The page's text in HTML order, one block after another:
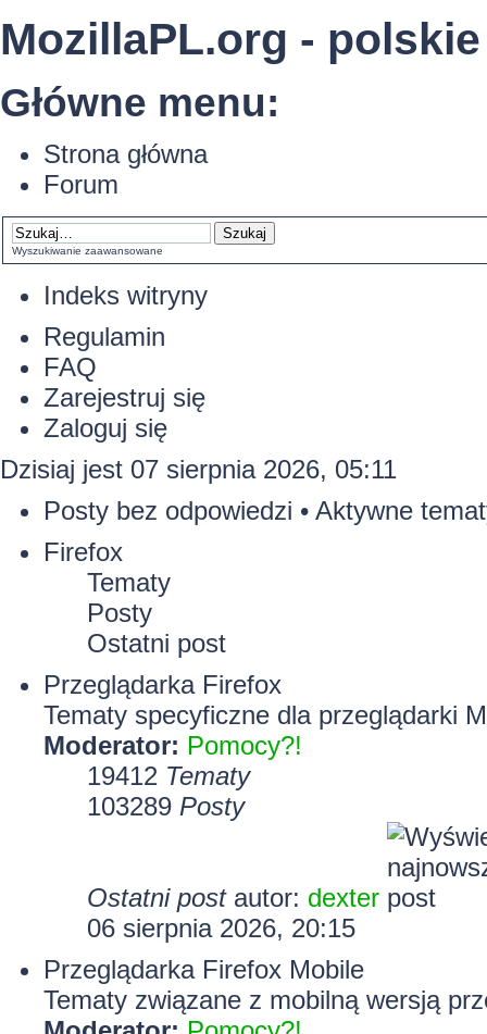
MozillaPL.org -
Główne menu:
Strona główna
Forum
Wyszukiwanie zaawansowane
Indeks witryny
Regulamin
FAQ
Zarejestruj się
Zaloguj się
Dzisiaj jest 07 sierpnia 2026, 05:11
Posty bez odpowiedzi • Aktywne
Firefox
Tematy
Posty
Ostatni post
Przeglądarka Firefox
Tematy specyficzne dla przeglądarki
Moderator: Pomocy?!
19412 Tematy
103289 Posty
Ostatni postautor: dexter
06 sierpnia 2026, 20:15
Przeglądarka Firefox Mobile
Tematy związane z mobilną wersją